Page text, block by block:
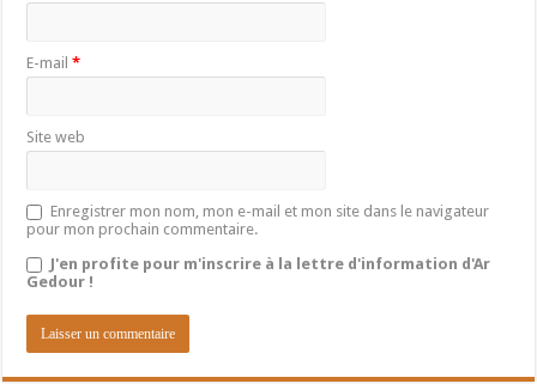
E-mail*
Site web
Enregistrer mon nom, mon e-mail et mon site dans le navigateur
pour mon prochain commentaire.
J'en profite pour m'inscrire à la lettre d'information d'Ar
Gedour !